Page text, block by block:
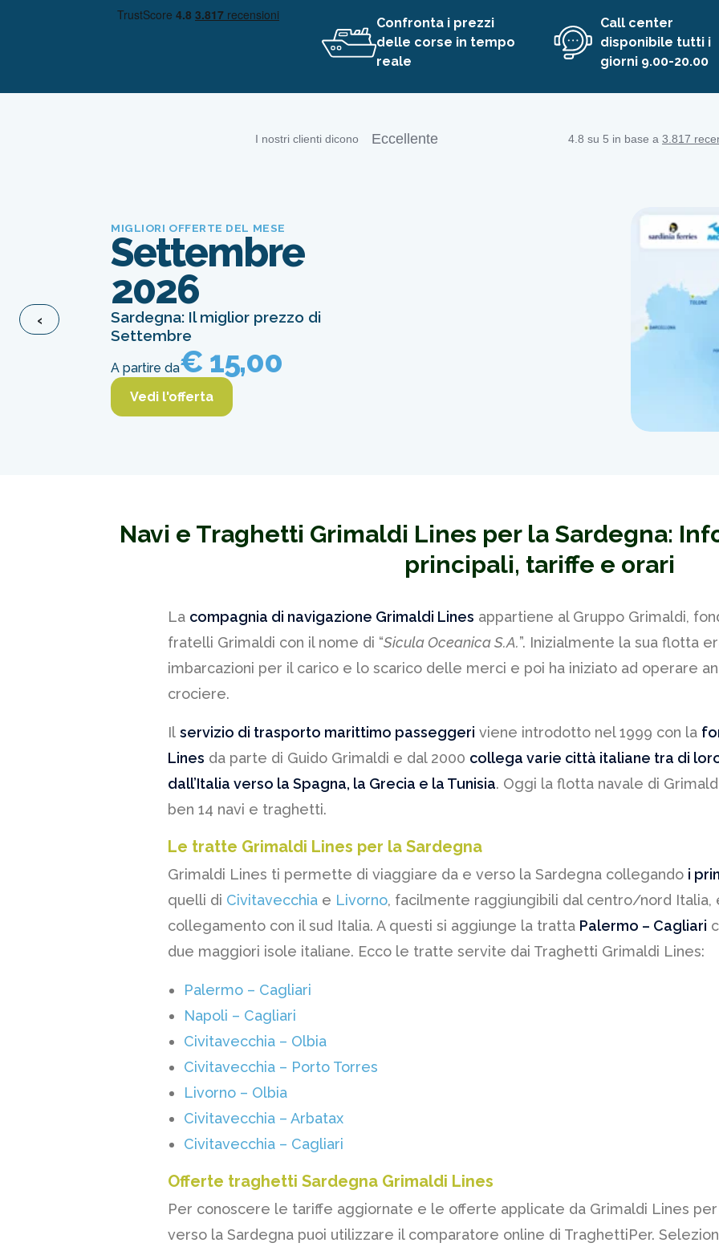
Confronta i prezzi
delle corse in tempo
reale
Call center
disponibile tutti i
giorni 9.00-20.00
‹
MIGLIORI OFFERTE DEL MESE
Settembre
2026
Sardegna: Il miglior prezzo di
Settembre
A partire da€ 15,00
Vedi l'offerta
Navi e Traghetti Grimaldi Lines per la Sardegna:
principali, tariffe e orari
La compagnia di navigazione Grimaldi Lines appartiene al Gruppo Grimaldi,
fratelli Grimaldi con il nome di “Sicula Oceanica S.A.”. Inizialmente la sua flotta
imbarcazioni per il carico e lo scarico delle merci e poi ha iniziato ad operare
crociere.
Il servizio di trasporto marittimo passeggeri viene introdotto nel 1999 con la
Lines da parte di Guido Grimaldi e dal 2000 collega varie città italiane tra di
dall’Italia verso la Spagna, la Grecia e la Tunisia. Oggi la flotta navale di
ben 14 navi e traghetti.
Le tratte Grimaldi Lines per la Sardegna
Grimaldi Lines ti permette di viaggiare da e verso la Sardegna collegando i
quelli di Civitavecchia e Livorno, facilmente raggiungibili dal centro/nord Italia,
collegamento con il sud Italia. A questi si aggiunge la tratta Palermo – Cagliari
due maggiori isole italiane. Ecco le tratte servite dai Traghetti Grimaldi Lines:
Palermo – Cagliari
Napoli – Cagliari
Civitavecchia – Olbia
Civitavecchia – Porto Torres
Livorno – Olbia
Civitavecchia – Arbatax
Civitavecchia – Cagliari
Offerte traghetti Sardegna Grimaldi Lines
Per conoscere le tariffe aggiornate e le offerte applicate da Grimaldi Lines
verso la Sardegna puoi utilizzare il comparatore online di TraghettiPer.